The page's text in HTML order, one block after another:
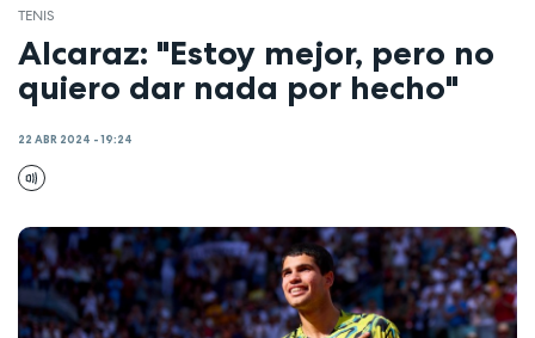
TENIS
Alcaraz: "Estoy mejor, pero no
quiero dar nada por hecho"
22 ABR 2024 - 19:24